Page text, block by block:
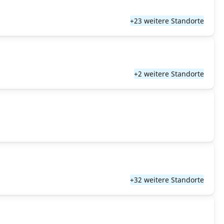
+23 weitere Standorte
+2 weitere Standorte
+32 weitere Standorte